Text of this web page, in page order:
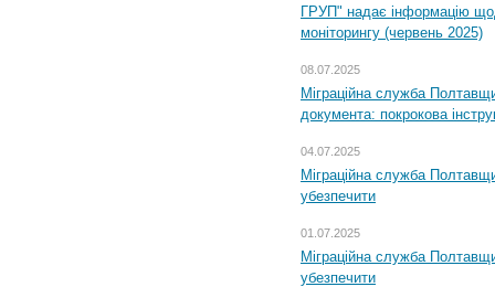
ГРУП" надає інформацію
моніторингу (червень 2025)
08.07.2025
Міграційна служба
документа: покрокова
04.07.2025
Міграційна служба
убезпечити
01.07.2025
Міграційна служба
убезпечити